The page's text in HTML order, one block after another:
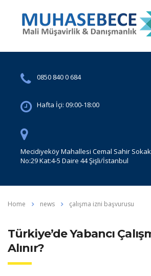
0850 840 0 684
Hafta İçi: 09:00-18:00
Mecidiyeköy Mahallesi Cemal Sahir
No:29 Kat:4-5 Daire 44 Şişli/İstanbul
Home news çalışma izni başvurusu
Türkiye’de Yabancı
Alınır?